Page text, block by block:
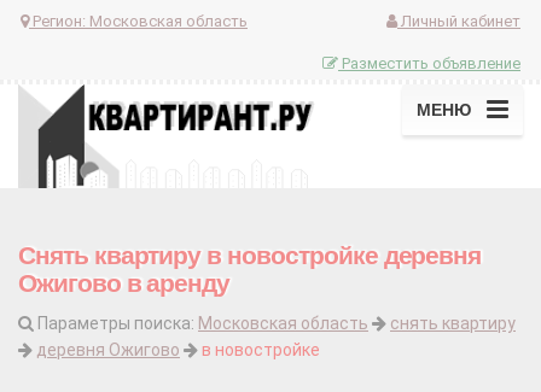
Регион: Московская область Личный кабинет
Разместить объявление
МЕНЮ
Снять квартиру в новостройке деревня
Ожигово в аренду
Параметры поиска: Московская область
снять квартиру
деревня Ожигово
в новостройке